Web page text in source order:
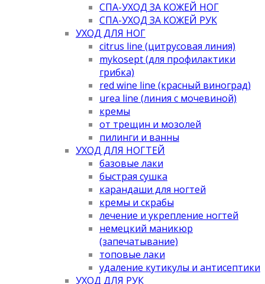
СПА-УХОД ЗА КОЖЕЙ НОГ
СПА-УХОД ЗА КОЖЕЙ РУК
УХОД ДЛЯ НОГ
citrus line (цитрусовая линия)
mykosept (для профилактики
грибка)
red wine line (красный виноград)
urea line (линия с мочевиной)
кремы
от трещин и мозолей
пилинги и ванны
УХОД ДЛЯ НОГТЕЙ
базовые лаки
быстрая сушка
карандаши для ногтей
кремы и скрабы
лечение и укрепление ногтей
немецкий маникюр
(запечатывание)
топовые лаки
удаление кутикулы и антисептики
УХОД ДЛЯ РУК